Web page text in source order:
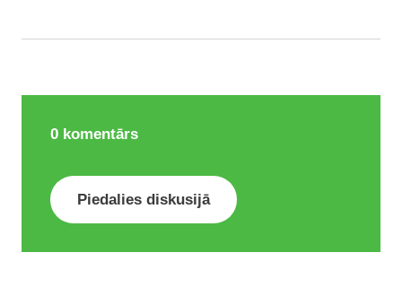
0 komentārs
Piedalies diskusijā